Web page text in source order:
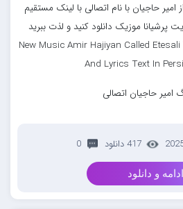
امیر حاجیان با نام اتصالی با لینک مستقیم
پرشیانا موزیک دانلود کنید و لذت ببرید
New Music Amir Hajiyan Called
And Lyrics Text In
417 دانلود 0
ادامه و دانلود